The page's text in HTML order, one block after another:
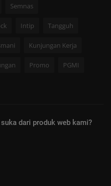
Semnas
Intip Tangguh
Kunjungan Kerja
Promo PGMI
dari produk web kami?